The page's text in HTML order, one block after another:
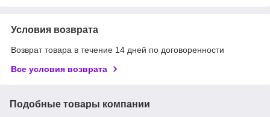
Условия возврата
Возврат товара в течение 14 дней по договоренности
Все условия возврата
Подобные товары компании